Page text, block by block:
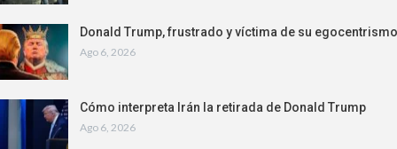
Donald Trump, frustrado y víctima de su egocentrismo
Ago 6, 2026
Cómo interpreta Irán la retirada de Donald Trump
Ago 6, 2026